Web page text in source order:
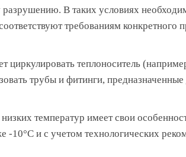
В таких условиях
требованиям конкретного
циркулировать теплоноситель
трубы и фитинги,
температур имеет свои
-10°C и с учетом технологических